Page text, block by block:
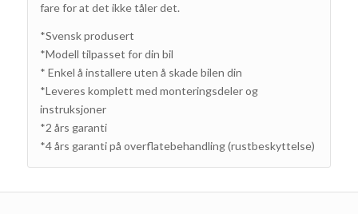
fare for at det ikke tåler det.
*Svensk produsert
*Modell tilpasset for din bil
* Enkel å installere uten å skade bilen din
*Leveres komplett med monteringsdeler og
instruksjoner
*2 års garanti
*4 års garanti på overflatebehandling (rustbeskyttelse)